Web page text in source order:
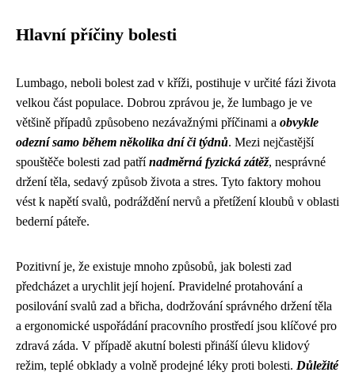
Hlavní příčiny bolesti
Lumbago, neboli bolest zad v kříži, postihuje v určité fázi života
velkou část populace. Dobrou zprávou je, že lumbago je ve
většině případů způsobeno nezávažnými příčinami a obvykle
odezní samo během několika dní či týdnů. Mezi nejčastější
spouštěče bolesti zad patřínadměrná fyzická zátěž, nesprávné
držení těla, sedavý způsob života a stres. Tyto faktory mohou
vést k napětí svalů, podráždění nervů a přetížení kloubů v oblasti
bederní páteře.
Pozitivní je, že existuje mnoho způsobů, jak bolesti zad
předcházet a urychlit její hojení. Pravidelné protahování a
posilování svalů zad a břicha, dodržování správného držení těla
a ergonomické uspořádání pracovního prostředí jsou klíčové pro
zdravá záda. V případě akutní bolesti přináší úlevu klidový
režim, teplé obklady a volně prodejné léky proti bolesti. Důležité